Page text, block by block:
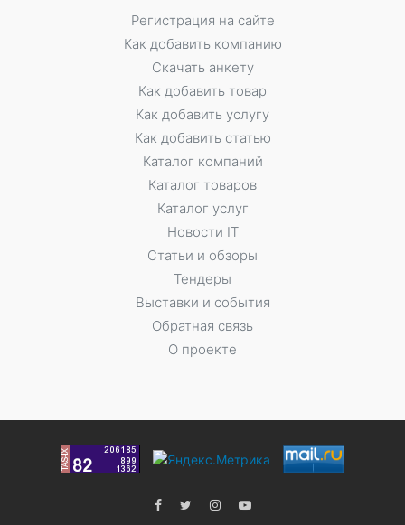
Регистрация на сайте
Как добавить компанию
Скачать анкету
Как добавить товар
Как добавить услугу
Как добавить статью
Каталог компаний
Каталог товаров
Каталог услуг
Новости IT
Статьи и обзоры
Тендеры
Выставки и события
Обратная связь
О проекте